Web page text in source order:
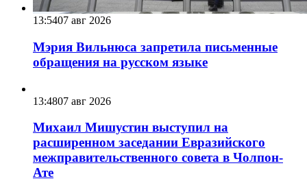
13:5407 авг 2026
Мэрия Вильнюса запретила письменные
обращения на русском языке
13:4807 авг 2026
Михаил Мишустин выступил на
расширенном заседании Евразийского
межправительственного совета в Чолпон-
Ате